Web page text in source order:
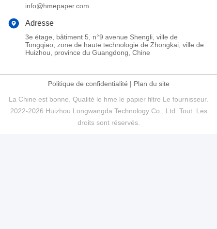
info@hmepaper.com
Adresse
3e étage, bâtiment 5, n°9 avenue Shengli, ville de
Tongqiao, zone de haute technologie de Zhongkai, ville de
Huizhou, province du Guangdong, Chine
Politique de confidentialité | Plan du site
La Chine est bonne. Qualité le hme le papier filtre Le fournisseur.
2022-2026 Huizhou Longwangda Technology Co., Ltd. Tout. Les
droits sont réservés.